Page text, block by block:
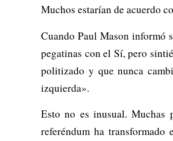
Muchos estarían de acuerdo
Cuando Paul Mason informó
pegatinas con el Sí, pero
politizado y que nunca
izquierda».
Esto no es inusual. Muchas
referéndum ha